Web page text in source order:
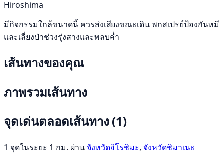
Hiroshima
มีกิจกรรมใกล้ขนาดนี้ ควรส่งเสียงขณะเดิน พกสเปรย์ป้องกันหมี
และเลี่ยงป่าช่วงรุ่งสางและพลบค่ำ
เส้นทางของคุณ
ภาพรวมเส้นทาง
จุดเด่นตลอดเส้นทาง (1)
1 จุดในระยะ 1 กม. ผ่าน จังหวัดฮิโรชิมะ, จังหวัดชิมาเนะ